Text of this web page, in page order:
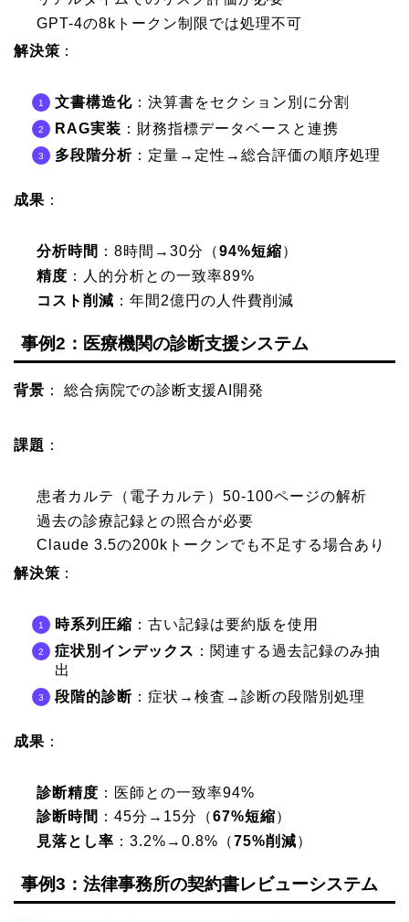
GPT-4の8kトークン制限では処理不可
解決策 ：
文書構造化 ：決算書をセクション別に分割
RAG実装 ：財務指標データベースと連携
多段階分析 ：定量→定性→総合評価の順序処理
成果 ：
分析時間 ：8時間→30分（94%短縮）
精度 ：人的分析との一致率89%
コスト削減 ：年間2億円の人件費削減
事例2：医療機関の診断支援システム
背景 ： 総合病院での診断支援AI開発
課題 ：
患者カルテ（電子カルテ）50-100ページの解析
過去の診療記録との照合が必要
Claude 3.5の200kトークンでも不足する場合あり
解決策 ：
時系列圧縮 ：古い記録は要約版を使用
症状別インデックス ：関連する過去記録のみ抽
出
段階的診断 ：症状→検査→診断の段階別処理
成果 ：
診断精度 ：医師との一致率94%
診断時間 ：45分→15分（67%短縮）
見落とし率 ：3.2%→0.8%（75%削減）
事例3：法律事務所の契約書レビューシステム